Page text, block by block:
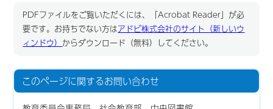
PDFファイルをご覧いただくには、「Acrobat Reader」が必
要です。お持ちでない方はアドビ株式会社のサイト（新しいウ
ィンドウ） からダウンロード（無料）してください。
このページに関するお問い合わせ